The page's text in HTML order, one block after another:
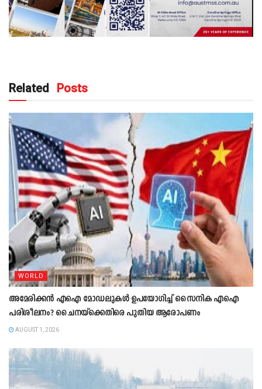
Related Posts
WORLD
അമേരിക്കൻ എഐ മോഡലുകൾ ഉപയോഗിച്ച് സൈനിക എഐ
പരിശീലനം? ചൈനയ്‌ക്കെതിരെ പുതിയ ആരോപണം
AUGUST 1, 2026